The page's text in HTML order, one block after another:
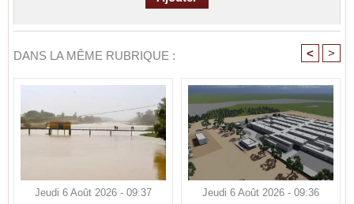
DANS LA MÊME RUBRIQUE : < >
Jeudi 6 Août 2026 - 09:37 Jeudi 6 Août 2026 - 09:36